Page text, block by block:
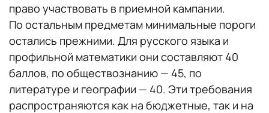
право участвовать в приемной кампании.
По остальным предметам минимальные пороги
остались прежними. Для русского языка и
профильной математики они составляют 40
баллов, по обществознанию — 45, по
литературе и географии — 40. Эти требования
распространяются как на бюджетные, так и на